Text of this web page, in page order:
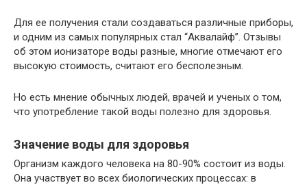
Для ее получения стали создаваться различные приборы,
и одним из самых популярных стал “Аквалайф”. Отзывы
об этом ионизаторе воды разные, многие отмечают его
высокую стоимость, считают его бесполезным.
Но есть мнение обычных людей, врачей и ученых о том,
что употребление такой воды полезно для здоровья.
Значение воды для здоровья
Организм каждого человека на 80-90% состоит из воды.
Она участвует во всех биологических процессах: в